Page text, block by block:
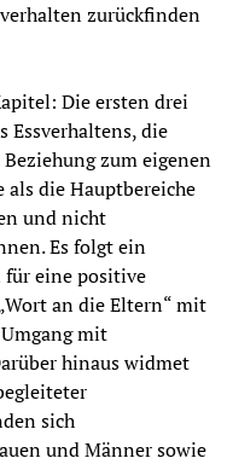
zurückfinden
Die ersten drei
Essverhaltens, die
zum eigenen
als die Hauptbereiche
und nicht
Es folgt ein
für eine positive
an die Eltern“ mit
mit
hinaus widmet
sich
und Männer sowie